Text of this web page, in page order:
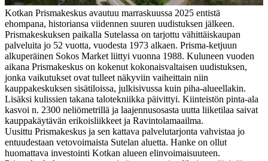
Kotkan Prismakeskus avautuu marraskuussa 2025 entistä
ehompana, historiansa viidennen suuren uudistuksen jälkeen.
Prismakeskuksen paikalla Sutelassa on tarjottu vähittäiskaupan
palveluita jo 52 vuotta, vuodesta 1973 alkaen. Prisma-ketjuun
alkuperäinen Sokos Market liittyi vuonna 1988. Kuluneen vuoden
aikana Prismakeskus on kokenut kokonaisvaltaisen uudistuksen,
jonka vaikutukset ovat tulleet näkyviin vaiheittain niin
kauppakeskuksen sisätiloissa, julkisivussa kuin piha-alueellakin.
Lisäksi kulissien takana talotekniikka päivittyi. Kiinteistön pinta-ala
kasvoi n. 2300 neliömetrillä ja laajennusosasta uutta liiketilaa saivat
kauppakäytävän erikoisliikkeet ja Ravintolamaailma.
Uusittu Prismakeskus ja sen kattava palvelutarjonta vahvistaa jo
entuudestaan vetovoimaista Sutelan aluetta. Hanke on ollut
huomattava investointi Kotkan alueen elinvoimaisuuteen.